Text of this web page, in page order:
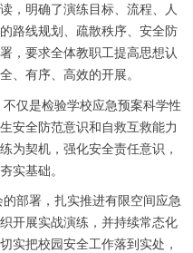
，明确了演练目标、流程、人
路线规划、疏散秩序、安全防
，要求全体教职工提高思想认
、有序、高效的开展。
仅是检验学校应急预案科学性
安全防范意识和自救互救能力
为契机，强化安全责任意识，
实基础。
部署，扎实推进有限空间应急
开展实战演练，并持续常态化
实把校园安全工作落到实处，